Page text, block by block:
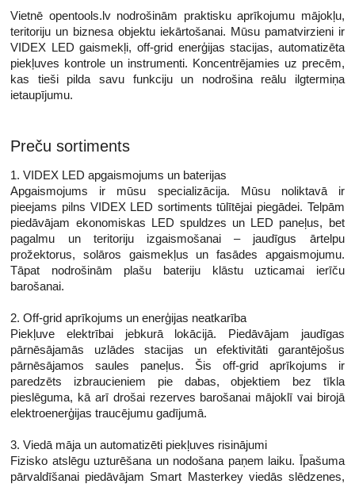
Vietnē opentools.lv nodrošinām praktisku aprīkojumu mājokļu,
teritoriju un biznesa objektu iekārtošanai. Mūsu pamatvirzieni ir
VIDEX LED gaismekļi, off-grid enerģijas stacijas, automatizēta
piekļuves kontrole un instrumenti. Koncentrējamies uz precēm,
kas tieši pilda savu funkciju un nodrošina reālu ilgtermiņa
ietaupījumu.
Preču sortiments
1. VIDEX LED apgaismojums un baterijas
Apgaismojums ir mūsu specializācija. Mūsu noliktavā ir
pieejams pilns VIDEX LED sortiments tūlītējai piegādei. Telpām
piedāvājam ekonomiskas LED spuldzes un LED paneļus, bet
pagalmu un teritoriju izgaismošanai – jaudīgus ārtelpu
prožektorus, solāros gaismekļus un fasādes apgaismojumu.
Tāpat nodrošinām plašu bateriju klāstu uzticamai ierīču
barošanai.
2. Off-grid aprīkojums un enerģijas neatkarība
Piekļuve elektrībai jebkurā lokācijā. Piedāvājam jaudīgas
pārnēsājamās uzlādes stacijas un efektivitāti garantējošus
pārnēsājamos saules paneļus. Šis off-grid aprīkojums ir
paredzēts izbraucieniem pie dabas, objektiem bez tīkla
pieslēguma, kā arī drošai rezerves barošanai mājoklī vai birojā
elektroenerģijas traucējumu gadījumā.
3. Viedā māja un automatizēti piekļuves risinājumi
Fizisko atslēgu uzturēšana un nodošana paņem laiku. Īpašuma
pārvaldīšanai piedāvājam Smart Masterkey viedās slēdzenes,